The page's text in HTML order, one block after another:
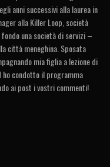
anni successivi alla laurea in
alla Killer Loop, società
una società di servizi –
città meneghina. Sposata
mia figlia a lezione di
ho condotto il programma
ai post i vostri commenti!